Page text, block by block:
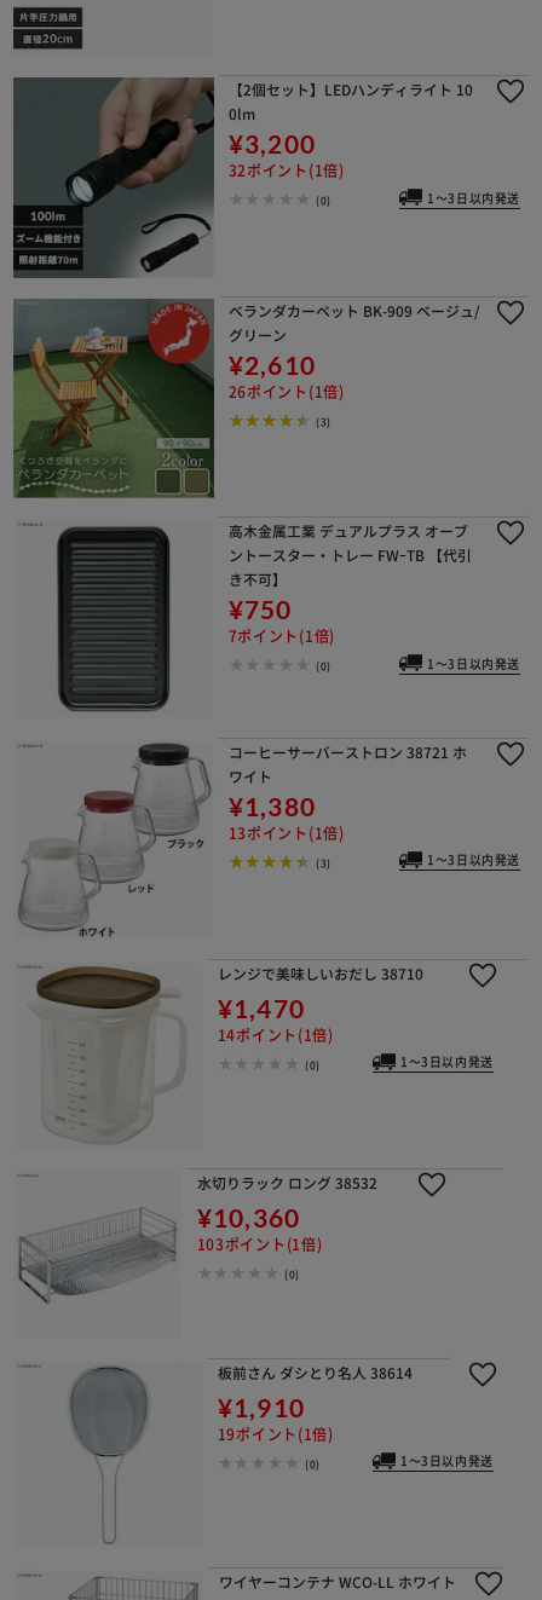
【2個セット】LEDハンディライト 10
0lm
¥3,200
32ポイント(1倍)
(0) 1～3日以内発送
ベランダカーペット BK-909 ベージュ/
グリーン
¥2,610
26ポイント(1倍)
(3)
高木金属工業 デュアルプラス オーブ
ントースター・トレー FWｰTB 【代引
き不可】
¥750
7ポイント(1倍)
(0) 1～3日以内発送
コーヒーサーバーストロン 38721 ホ
ワイト
¥1,380
13ポイント(1倍)
(3) 1～3日以内発送
レンジで美味しいおだし 38710
¥1,470
14ポイント(1倍)
(0) 1～3日以内発送
水切りラック ロング 38532
¥10,360
103ポイント(1倍)
(0)
板前さん ダシとり名人 38614
¥1,910
19ポイント(1倍)
(0) 1～3日以内発送
ワイヤーコンテナ WCO-LL ホワイト